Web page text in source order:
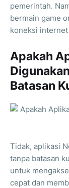
pemerintah.
bermain game
koneksi
Apakah
Batasan
Tidak, aplikasi
tanpa batasan
untuk
cepat dan